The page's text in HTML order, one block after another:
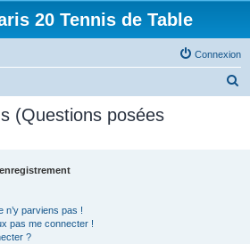
20 Tennis de Table
Connexion
(Questions posées
n’y parviens pas !
pas me connecter !
?